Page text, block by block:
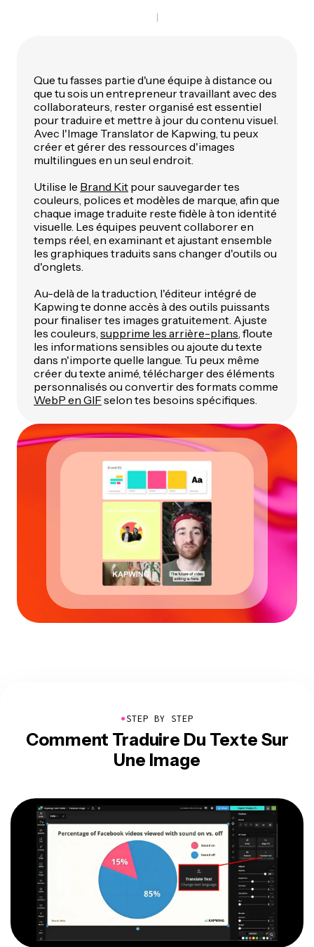
Que tu fasses partie d'une équipe à distance ou
que tu sois un entrepreneur travaillant avec des
collaborateurs, rester organisé est essentiel
pour traduire et mettre à jour du contenu visuel.
Avec l'Image Translator de Kapwing, tu peux
créer et gérer des ressources d'images
multilingues en un seul endroit.
Utilise le Brand Kit pour sauvegarder tes
couleurs, polices et modèles de marque, afin que
chaque image traduite reste fidèle à ton identité
visuelle. Les équipes peuvent collaborer en
temps réel, en examinant et ajustant ensemble
les graphiques traduits sans changer d'outils ou
d'onglets.
Au-delà de la traduction, l'éditeur intégré de
Kapwing te donne accès à des outils puissants
pour finaliser tes images gratuitement. Ajuste
les couleurs, supprime les arrière-plans , floute
les informations sensibles ou ajoute du texte
dans n'importe quelle langue. Tu peux même
créer du texte animé, télécharger des éléments
personnalisés ou convertir des formats comme
WebP en GIFselon tes besoins spécifiques.
●STEP BY STEP
Comment Traduire Du Texte Sur
Une Image